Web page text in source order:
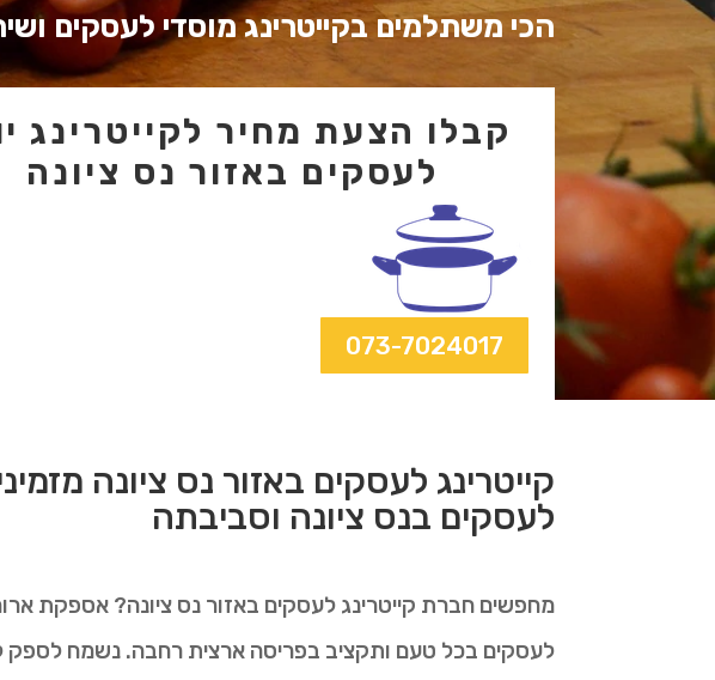
הכי משתלמים בקייטרינג מוסדי לעסקים
קבלו הצעת מחיר לקייטרינג
לעסקים באזור נס ציונה
073-7024017
קייטרינג לעסקים באזור נס ציונה
לעסקים בנס ציונה וסביבתה
מחפשים חברת קייטרינג לעסקים באזור נס ציונה? אספקת
לעסקים בכל טעם ותקציב בפריסה ארצית רחבה. נשמח לספק